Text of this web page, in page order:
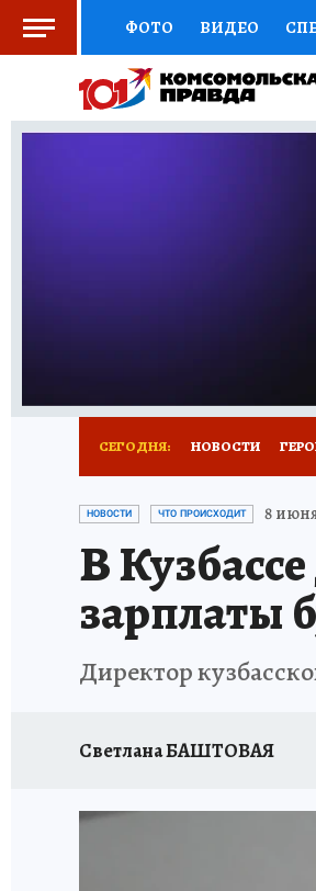
ФОТО ВИДЕО
СОЦПОДДЕРЖКА
ВЫБОР ЭКСПЕРТОВ
СЕГОДНЯ: НОВОСТИ
ЗАПОВЕДНАЯ
НОВОСТИ ЧТО ПРОИСХОДИТ 8 июня
В
зарплаты
Директор
Светлана БАШТОВАЯ